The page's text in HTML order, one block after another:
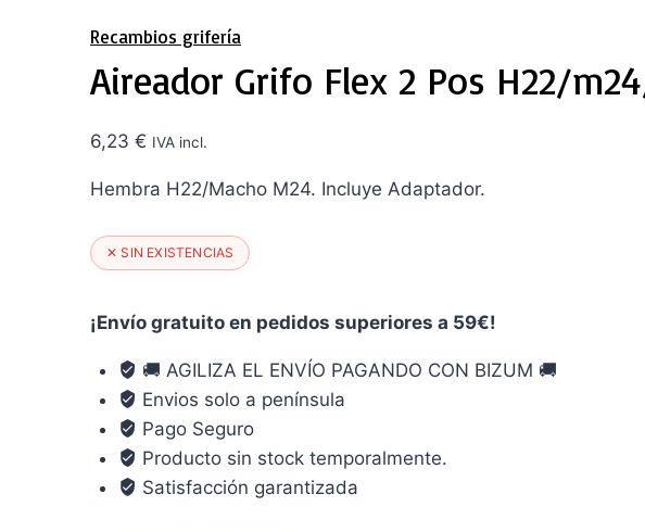
Recambios grifería
Aireador Grifo Flex 2 Pos H22/
6,23 € IVA incl.
Hembra H22/Macho M24. Incluye Adaptador.
✕ SIN EXISTENCIAS
¡Envío gratuito en pedidos superiores a 59€!
🚚 AGILIZA EL ENVÍO PAGANDO CON BIZUM 🚚
Envios solo a península
Pago Seguro
Producto sin stock temporalmente.
Satisfacción garantizada